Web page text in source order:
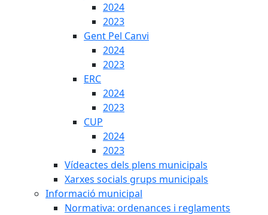
2024
2023
Gent Pel Canvi
2024
2023
ERC
2024
2023
CUP
2024
2023
Vídeactes dels plens municipals
Xarxes socials grups municipals
Informació municipal
Normativa: ordenances i reglaments